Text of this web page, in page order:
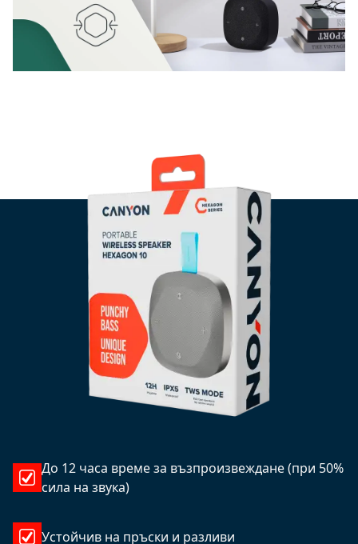
До 12 часа време за възпроизвеждане (при 50%
сила на звука)
Устойчив на пръски и разливи